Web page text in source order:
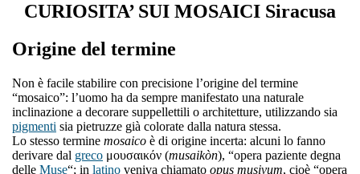
CURIOSITA’ SUI MOSAICI Siracusa
Origine del termine
Non è facile stabilire con precisione l’origine del termine
“mosaico”: l’uomo ha da sempre manifestato una naturale
inclinazione a decorare suppellettili o architetture, utilizzando sia
pigmenti sia pietruzze già colorate dalla natura stessa.
Lo stesso termine mosaico è di origine incerta: alcuni lo fanno
derivare dal greco μουσαικόν (musaikòn), “opera paziente degna
delle Muse“; in latino veniva chiamato opus musivum, cioè “opera